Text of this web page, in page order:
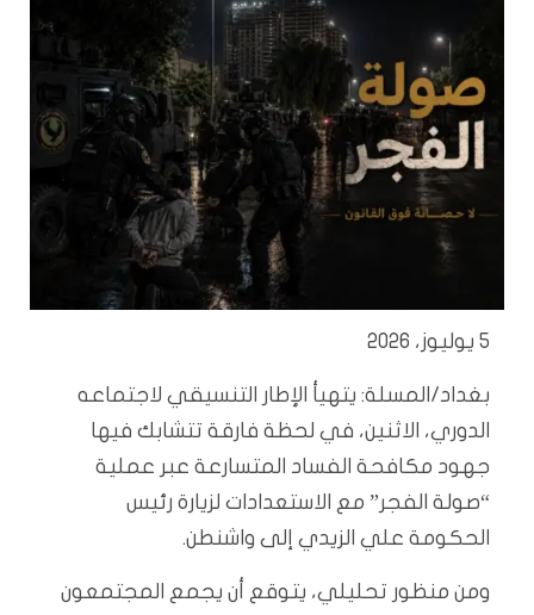
5 يوليوز، 2026
بغداد/المسلة: يتهيأ الإطار التنسيقي لاجتماعه
الدوري، الاثنين، في لحظة فارقة تتشابك فيها
جهود مكافحة الفساد المتسارعة عبر عملية
“صولة الفجر” مع الاستعدادات لزيارة رئيس
الحكومة علي الزيدي إلى واشنطن.
ومن منظور تحليلي، يتوقع أن يجمع المجتمعون